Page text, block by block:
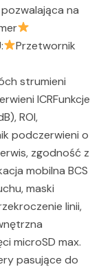
na
Przetwornik
strumieni
ICRFunkcje
ROI,
podczerwieni o
zgodność z
mobilna BCS
maski
linii,
microSD max.
pasujące do